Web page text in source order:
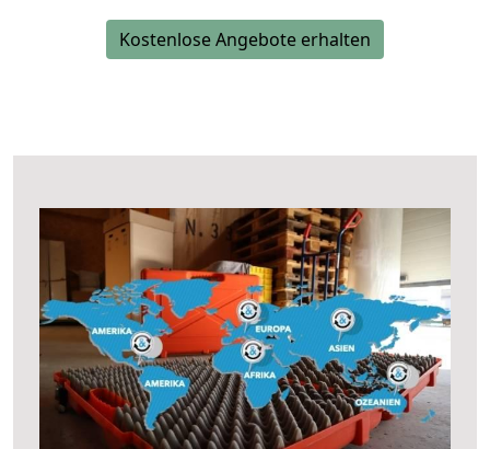
Kostenlose Angebote erhalten